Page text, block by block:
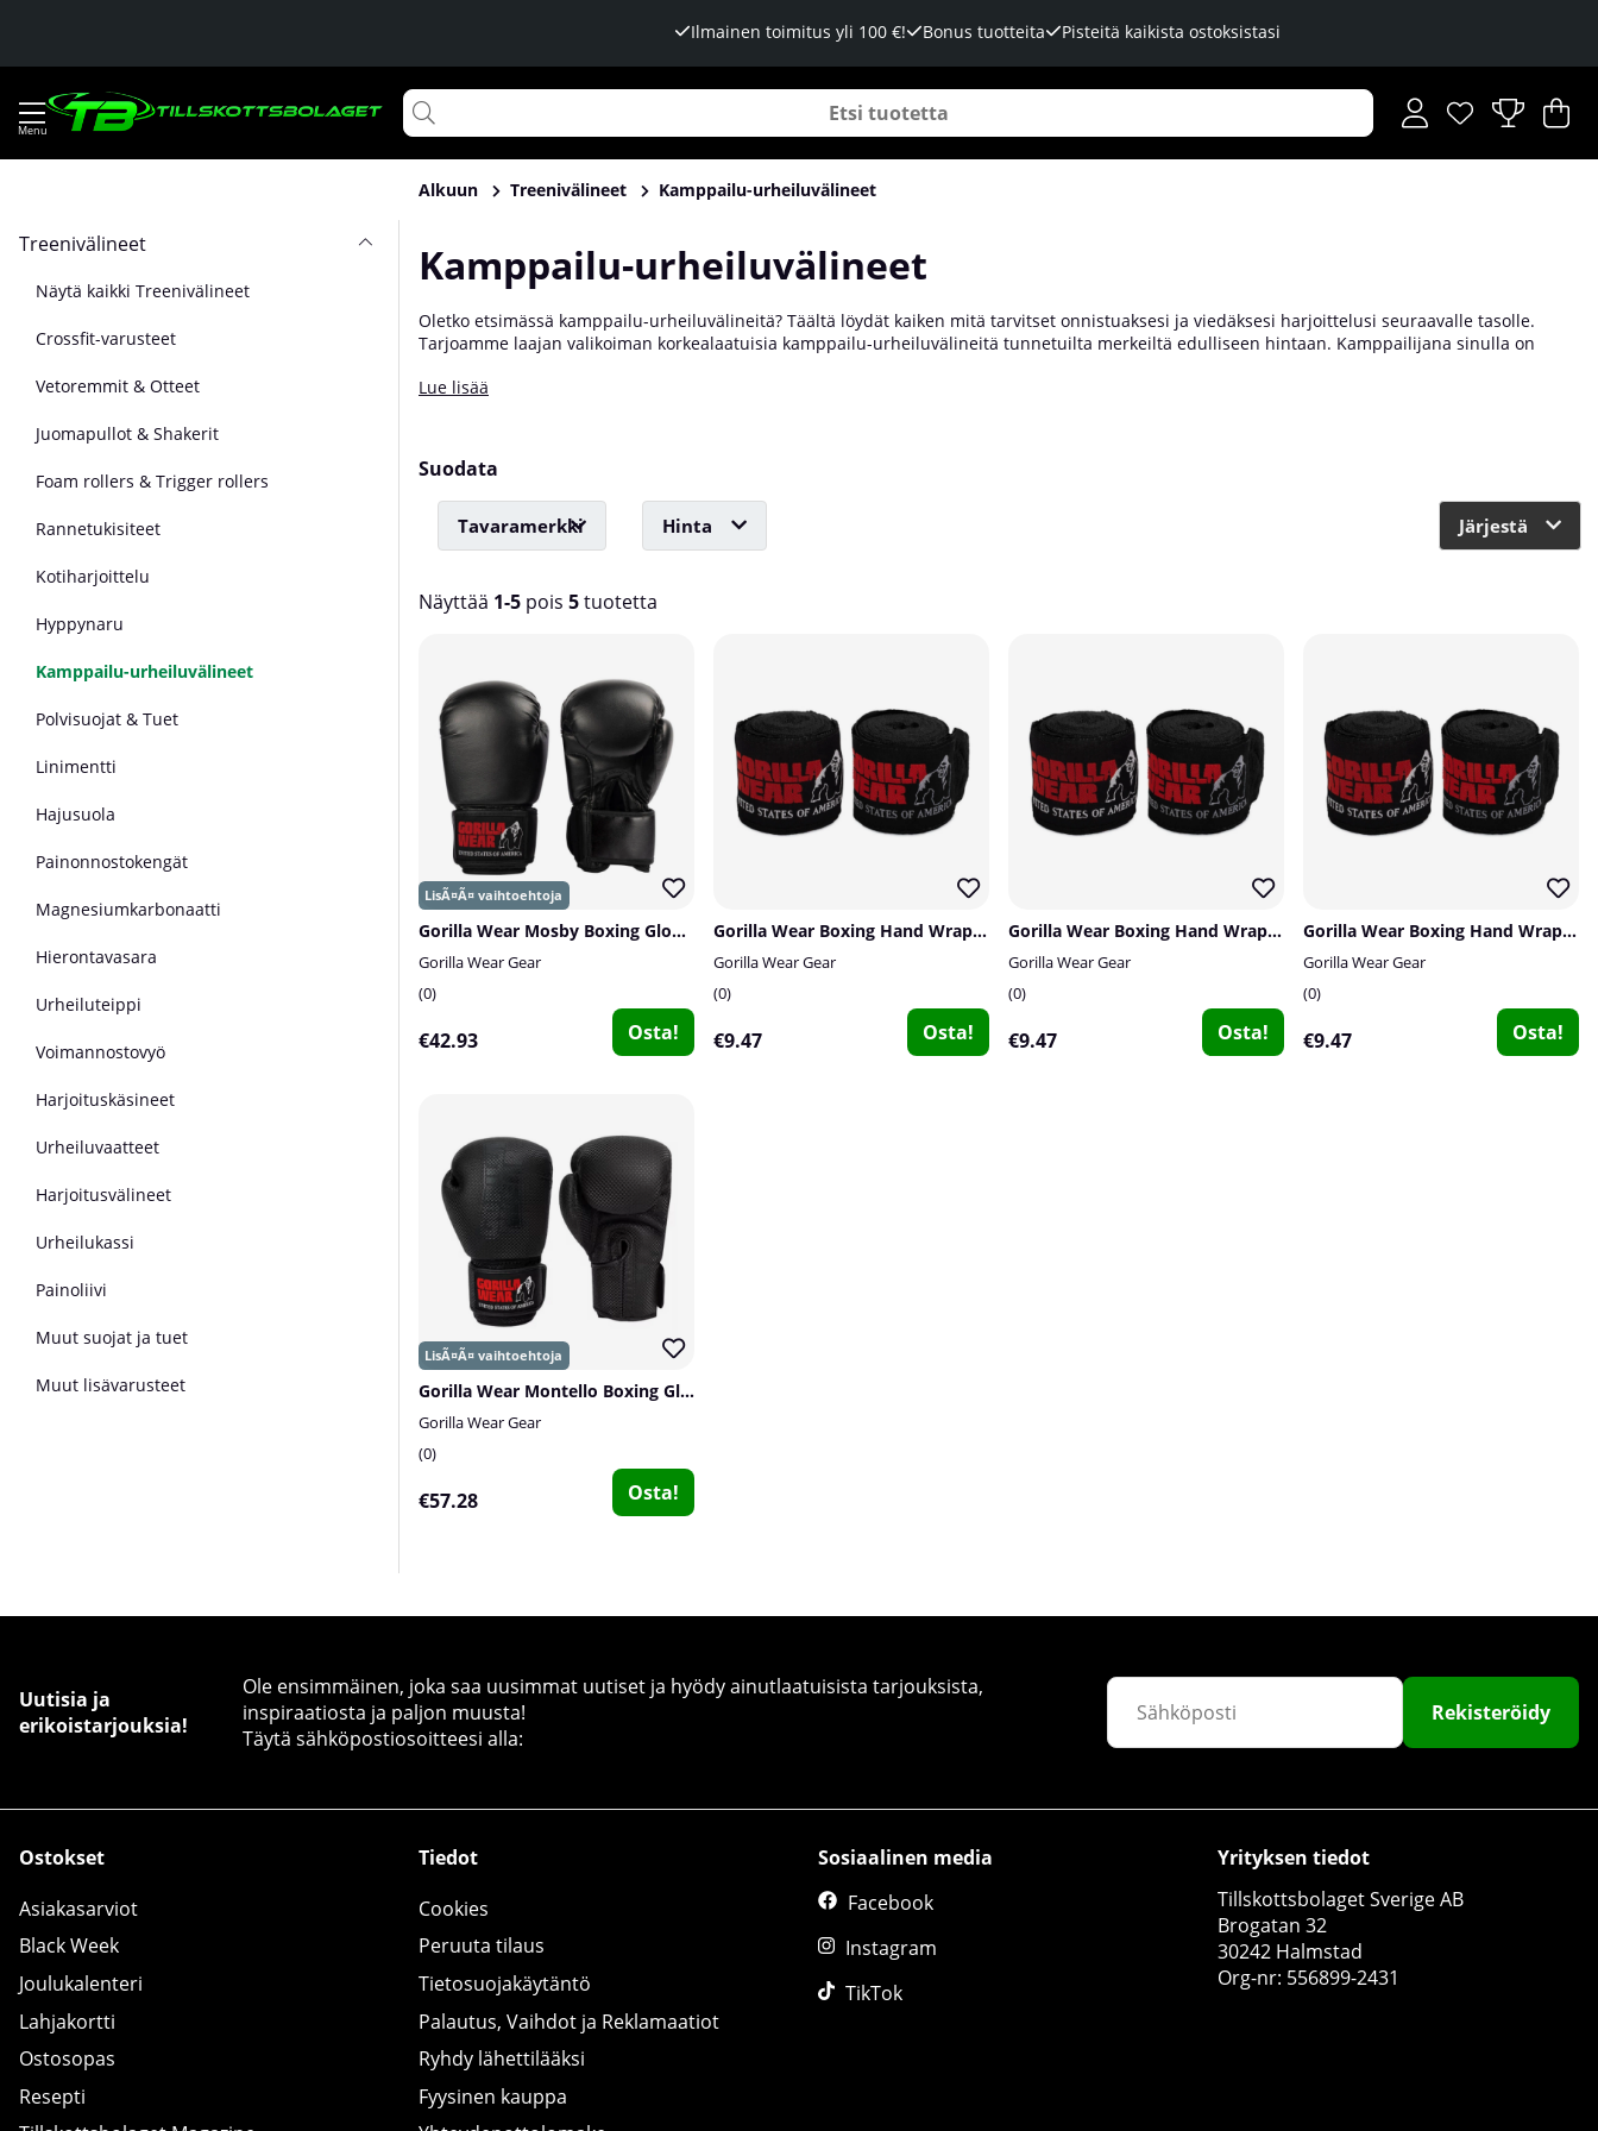
Ilmainen toimitus yli 100 €! Bonus tuotteita Pisteitä kaikista ostoksistasi
Toivelista
Lukumäärä
.
.
Alkuun Treenivälineet Kamppailu-urheiluvälineet
Treenivälineet
Näytä kaikki Treenivälineet
Crossfit-varusteet
Vetoremmit & Otteet
Juomapullot & Shakerit
Foam rollers & Trigger rollers
Rannetukisiteet
Kotiharjoittelu
Hyppynaru
Kamppailu-urheiluvälineet
Polvisuojat & Tuet
Linimentti
Hajusuola
Painonnostokengät
Magnesiumkarbonaatti
Hierontavasara
Urheiluteippi
Voimannostovyö
Harjoituskäsineet
Urheiluvaatteet
Harjoitusvälineet
Urheilukassi
Painoliivi
Muut suojat ja tuet
Muut lisävarusteet
Kamppailu-urheiluvälineet
Oletko etsimässä kamppailu-urheiluvälineitä? Täältä löydät kaiken mitä tarvitset onnistuaksesi ja viedäksesi harjoittelusi seuraavalle tasolle.
Tarjoamme laajan valikoiman korkealaatuisia kamppailu-urheiluvälineitä tunnetuilta merkeiltä edulliseen hintaan. Kamppailijana sinulla on
sukupuolesi ja taitotasosi. Olit sitten aloittelija tai kilpailet huipputasolla, tyttö tai poika, meillä on tarvitsemasi varusteet. Hanki kamppailu-
Lue lisää
Suodata
Tavaramerkki Hinta Järjestä
Näyttää 1-5 pois 5tuotetta
Gorilla Wear Mosby Boxing Gloves, black
Gorilla Wear Gear
0
€42.93 Osta!
Gorilla Wear Boxing Hand Wraps, black - 4 m
Gorilla Wear Gear
0
€9.47 Osta!
Gorilla Wear Boxing Hand Wraps, black - 2,5 m
Gorilla Wear Gear
0
€9.47 Osta!
Gorilla Wear Boxing Hand Wraps, black - 3 m
Gorilla Wear Gear
0
€9.47 Osta!
Gorilla Wear Montello Boxing Gloves, black
Gorilla Wear Gear
0
€57.28 Osta!
Uutisia ja
erikoistarjouksia!
Ole ensimmäinen, joka saa uusimmat uutiset ja hyödy ainutlaatuisista tarjouksista,
inspiraatiosta ja paljon muusta!
Täytä sähköpostiosoitteesi alla:
Rekisteröidy
Ostokset
Asiakasarviot
Black Week
Joulukalenteri
Lahjakortti
Ostosopas
Resepti
Tiedot
Cookies
Peruuta tilaus
Tietosuojakäytäntö
Palautus, Vaihdot ja Reklamaatiot
Ryhdy lähettilääksi
Fyysinen kauppa
Sosiaalinen media
Facebook
Instagram
TikTok
Yrityksen tiedot
Tillskottsbolaget Sverige AB
Brogatan 32
30242 Halmstad
Org-nr: 556899-2431